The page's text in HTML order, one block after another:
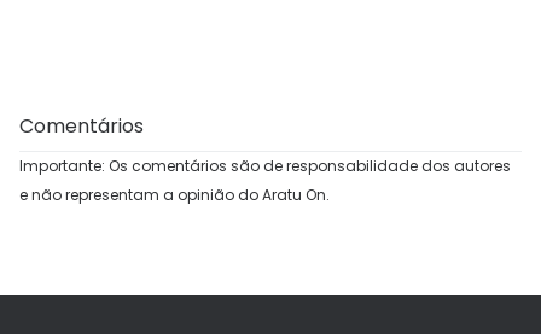
Comentários
Importante: Os comentários são de responsabilidade dos autores
e não representam a opinião do Aratu On.